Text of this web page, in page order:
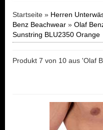
Startseite » Herren
Benz Beachwear » Olaf
Sunstring BLU2350 Orange
Produkt 7 von 10 aus 'Olaf